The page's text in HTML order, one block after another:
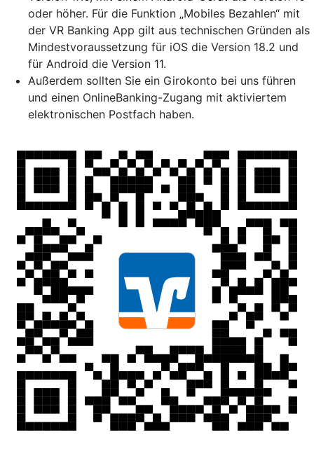
oder höher. Für die Funktion „Mobiles Bezahlen“ mit
der VR Banking App gilt aus technischen Gründen als
Mindestvoraussetzung für iOS die Version 18.2 und
für Android die Version 11.
Außerdem sollten Sie ein Girokonto bei uns führen
und einen OnlineBanking-Zugang mit aktiviertem
elektronischen Postfach haben.